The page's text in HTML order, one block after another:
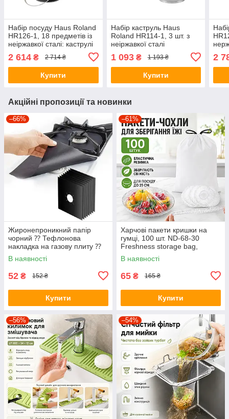
Набір посуду Haus Roland
HR126-1, 18 предметів із
неіржавкої сталі: каструлі
сковорода 2,9 л, чайник
3,0 (
2 614 ₴ 2 714 ₴
Купити
Набір каструль Haus
Roland HR114-1, 3 шт. з
неіржавкої сталі
1,9/2,7/3,6 л. Сріблястий
(HR114-1)
1 093₴ 1 193 ₴
Купити
1,9
2
Акційні пропозиції та новинки
–66%
Жиронепроникний папір
чорний ⁇ Тефлонова
накладка на газову плиту ⁇
Захисний папір для плити
В наявності
52 ₴ 152 ₴
Купити
–61%
Харчові пакети кришки на
гумці, 100 шт. ND-68-30
Freshness storage bag,
Прозорі/Поліетиленові пакети
для їжі
В наявності
65 ₴ 165 ₴
Купити
–56% –54%